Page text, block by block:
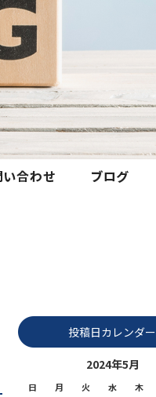
投稿日カレンダー
2024年5月
日 月 火 水 木